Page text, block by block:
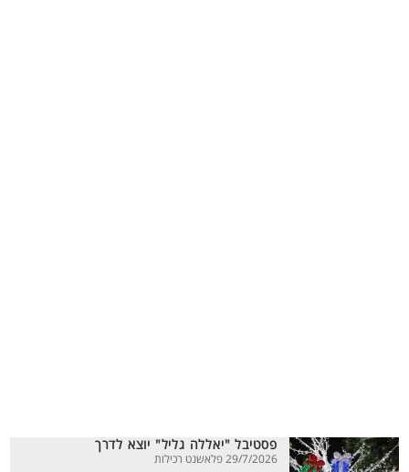
פסטיבל "יאללה גליל" יוצא לדרך
29/7/2026 פלאשנט רכילות